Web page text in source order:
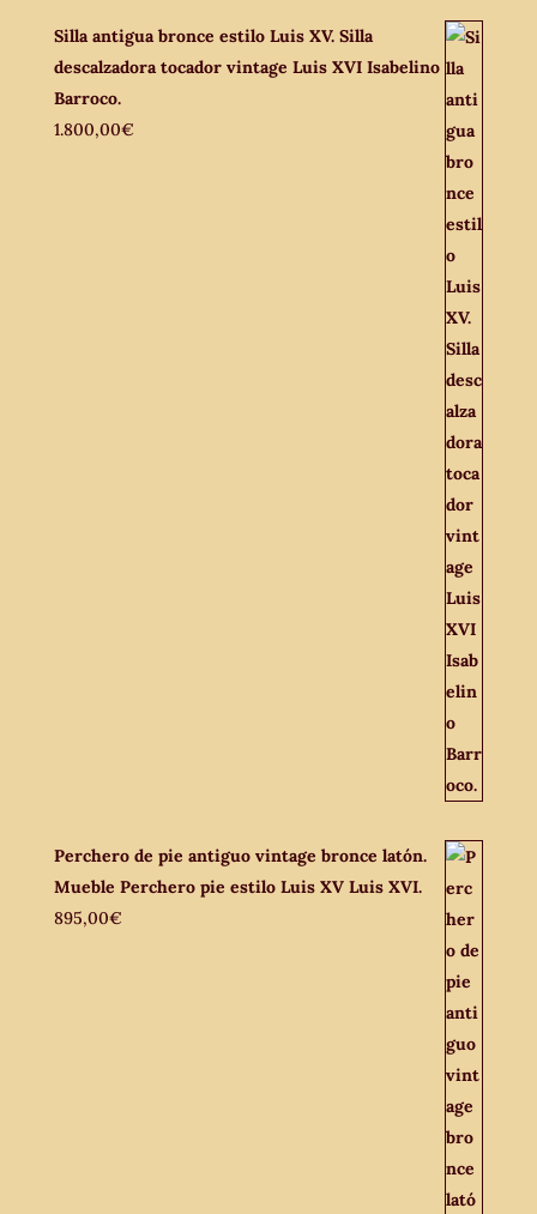
Silla antigua bronce estilo Luis XV. Silla
descalzadora tocador vintage Luis XVI Isabelino
Barroco.
1.800,00€
Perchero de pie antiguo vintage bronce latón.
Mueble Perchero pie estilo Luis XV Luis XVI.
895,00€